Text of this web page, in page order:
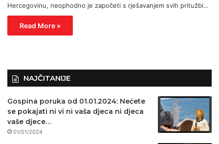
Hercegovinu, neophodno je započeti s rješavanjem svih pritužbi…
Read More »
NAJČITANIJE
Gospina poruka od 01.01.2024: Nećete
se pokajati ni vi ni vaša djeca ni djeca
vaše djece…
01/01/2024